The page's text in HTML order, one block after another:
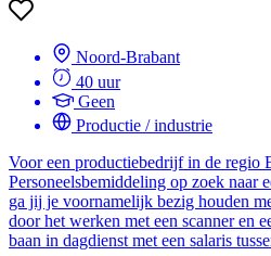
Noord-Brabant
40 uur
Geen
Productie / industrie
Voor een productiebedrijf in de regio
Personeelsbemiddeling op zoek naar
ga jij je voornamelijk bezig houden
door het werken met een scanner en
baan in dagdienst met een salaris